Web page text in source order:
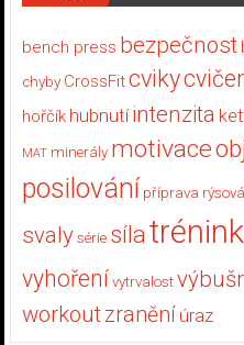
bench press bezpečnost
chyby CrossFitcviky
hořčík hubnutí intenzita
MAT minerály motivace
posilování příprava
svaly série sílatrénink
vyhoření vytrvalost
workoutzranění úraz